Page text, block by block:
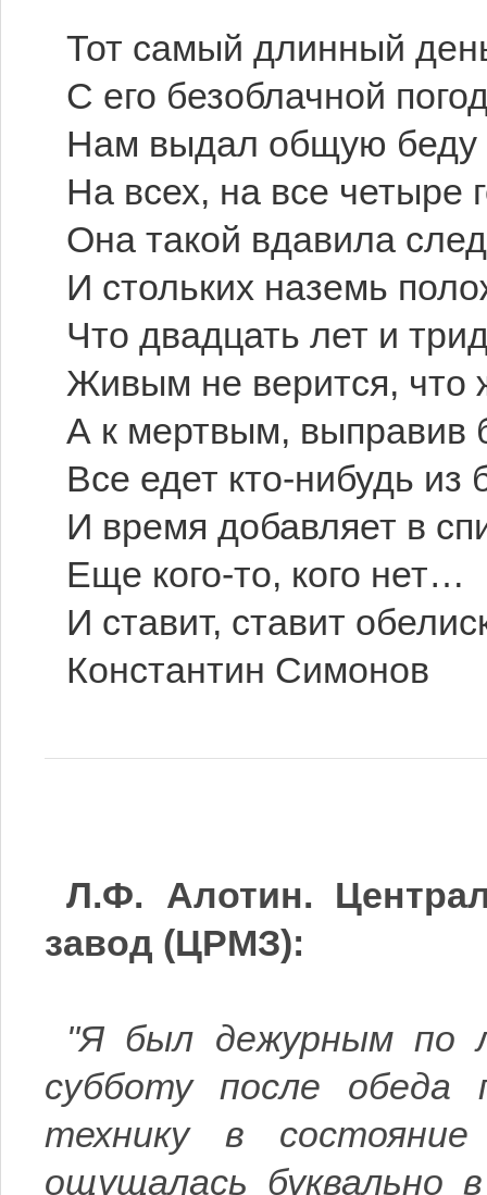
Тот самый длинный
С его безоблачной
Нам выдал общую беду
На всех, на все четыре
Она такой вдавила
И стольких наземь
Что двадцать лет и
Живым не верится,
А к мертвым, выправив
Все едет кто-нибудь из
И время добавляет в
Еще кого-то, кого нет…
И ставит, ставит
Константин Симонов
Л.Ф. Алотин.
завод (ЦРМЗ):
"Я был дежурным по
субботу после обеда
технику в
ощущалась буквально